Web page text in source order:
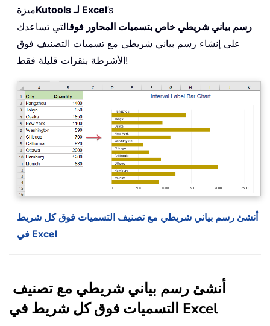
ميزة
Kutools لـ Excel’s
رسم بياني شريطي خاص بتسميات المحاور فوقالتي تساعدك
على إنشاء رسم بياني شريطي مع تسميات التصنيف فوق
الأشرطة بنقرات قليلة فقط!
أنشئ رسم بياني شريطي مع تصنيف التسميات فوق كل شريط
في Excel
أنشئ رسم بياني شريطي مع تصنيف
التسميات فوق كل شريط في Excel